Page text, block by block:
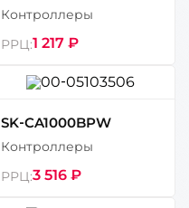
Контроллеры
РРЦ:1 217 ₽
SK-CA1000BPW
Контроллеры
РРЦ:3 516 ₽